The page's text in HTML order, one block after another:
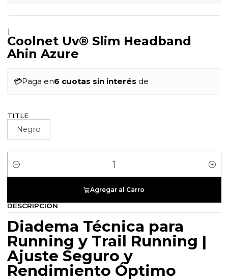
|
Coolnet Uv® Slim Headband
Ahin Azure
💳Paga en6 cuotas sin interés de
TITLE
Negro
Cantidad
Agregar al Carro
DESCRIPCIÓN
Diadema Técnica para
Running y Trail Running |
Ajuste Seguro y
Rendimiento Óptimo